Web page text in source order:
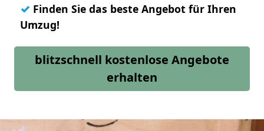
✓ Finden Sie das beste Angebot für Ihren
Umzug!
blitzschnell kostenlose Angebote
erhalten